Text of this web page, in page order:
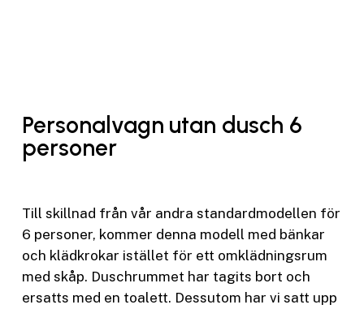
Personalvagn utan dusch 6
personer
Till skillnad från vår andra standardmodellen för
6 personer, kommer denna modell med bänkar
och klädkrokar istället för ett omklädningsrum
med skåp. Duschrummet har tagits bort och
ersatts med en toalett. Dessutom har vi satt upp